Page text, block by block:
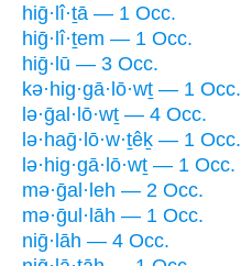
hiḡ·lî·ṯā — 1 Occ.
hiḡ·lî·ṯem — 1 Occ.
hiḡ·lū — 3 Occ.
kə·hig·gā·lō·wṯ — 1 Occ.
lə·ḡal·lō·wṯ — 4 Occ.
lə·haḡ·lō·w·ṯêḵ — 1 Occ.
lə·hig·gā·lō·wṯ — 1 Occ.
mə·ḡal·leh — 2 Occ.
mə·ḡul·lāh — 1 Occ.
niḡ·lāh — 4 Occ.